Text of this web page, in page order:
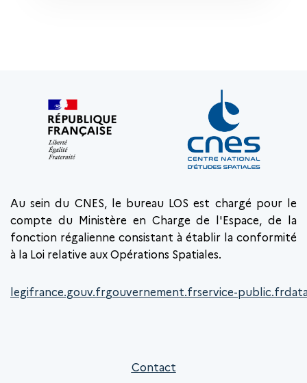
Au sein du CNES, le bureau LOS est chargé pour le
compte du Ministère en Charge de l'Espace, de la
fonction régalienne consistant à établir la conformité
à la Loi relative aux Opérations Spatiales.
legifrance.gouv.frgouvernement.frservice-public.fr
Contact